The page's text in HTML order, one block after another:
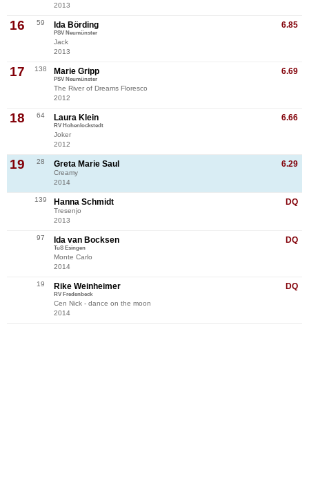
2013
16 59 6.85
Ida Börding
PSV Neumünster
Jack
2013
17 138 6.69
Marie Gripp
PSV Neumünster
The River of Dreams Floresco
2012
18 64 6.66
Laura Klein
RV Hohenlockstedt
Joker
2012
19 28 6.29
Greta Marie Saul
Creamy
2014
139 DQ
Hanna Schmidt
Tresenjo
2013
97 DQ
Ida van Bocksen
TuS Esingen
Monte Carlo
2014
19 DQ
Rike Weinheimer
RV Fredenbeck
Cen Nick - dance on the moon
2014